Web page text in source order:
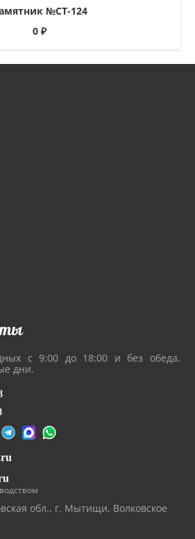
№СТ-124
0 ₽
с 9:00 до 18:00 и без обеда.
дни.
обл., г. Мытищи, Волковское